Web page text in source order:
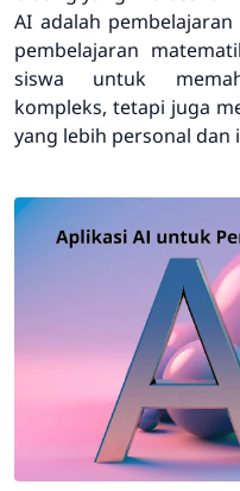
AI adalah
pembelajaran
siswa untuk
kompleks, tetapi juga
yang lebih personal dan